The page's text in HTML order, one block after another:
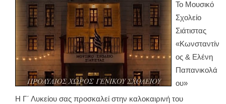
Το Μουσικό
Σχολείο
Σιάτιστας
«Κωνσταντίν
ος & Ελένη
Παπανικολά
ου»
Η Γ΄ Λυκείου σας προσκαλεί στην καλοκαιρινή του